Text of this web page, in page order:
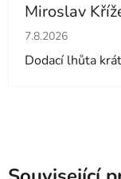
Miroslav
Hodnocení
7.8.2026
Dodací lhůta